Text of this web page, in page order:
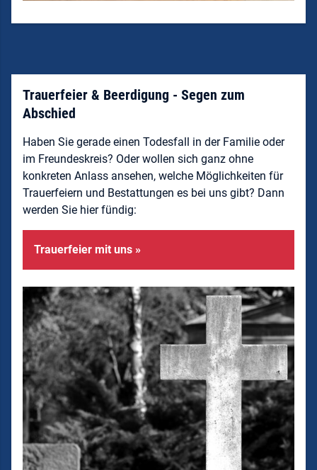
Trauerfeier & Beerdigung - Segen zum
Abschied
Haben Sie gerade einen Todesfall in der Familie oder
im Freundeskreis? Oder wollen sich ganz ohne
konkreten Anlass ansehen, welche Möglichkeiten für
Trauerfeiern und Bestattungen es bei uns gibt? Dann
werden Sie hier fündig:
Trauerfeier mit uns